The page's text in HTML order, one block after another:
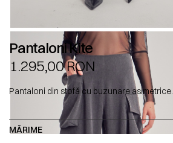
Pantaloni Kite
1.295,00RON
Pantaloni din stofă cu buzunare asimetrice.
MĂRIME